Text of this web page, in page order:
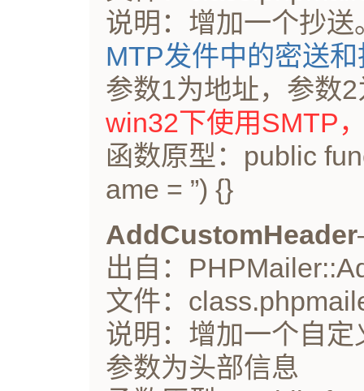
说明：增加一个抄
MTP发件中的密送
参数1为地址，参数
win32下使用SMTP
函数原型：public
ame = ”) {}
AddCustomHeader
出自：
文件：
说明：增加一个自
参数为头部信息